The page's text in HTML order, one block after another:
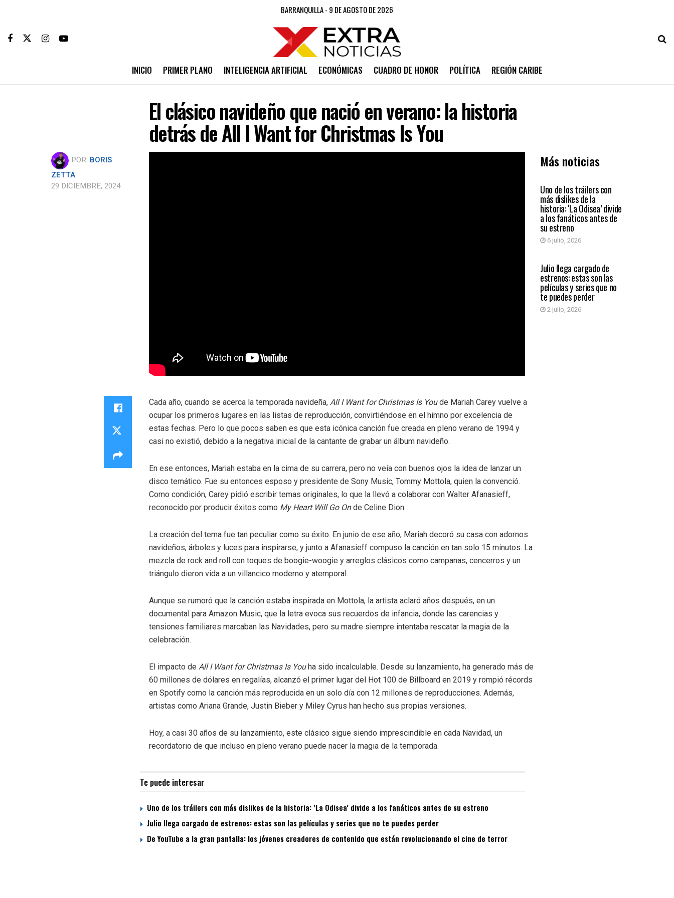
BARRANQUILLA - 9 DE AGOSTO DE 2026
INICIO PRIMER PLANO INTELIGENCIA ARTIFICIAL ECONÓMICAS CUADRO DE HONOR POLÍTICA REGIÓN CARIBE
El clásico navideño que nació en verano: la historia
detrás de All I Want for Christmas Is You
POR: BORIS
ZETTA
29 DICIEMBRE, 2024
Más noticias
ENTRETENIMIENTO
Uno de los tráilers con
más dislikes de la
historia: ‘La Odisea’ divide
a los fanáticos antes de
su estreno
6 julio, 2026
ENTRETENIMIENTO
Julio llega cargado de
estrenos: estas son las
películas y series que no
te puedes perder
2 julio, 2026
Cada año, cuando se acerca la temporada navideña, All I Want for Christmas Is Youde Mariah Carey vuelve a
ocupar los primeros lugares en las listas de reproducción, convirtiéndose en el himno por excelencia de
estas fechas. Pero lo que pocos saben es que esta icónica canción fue creada en pleno verano de 1994 y
casi no existió, debido a la negativa inicial de la cantante de grabar un álbum navideño.
En ese entonces, Mariah estaba en la cima de su carrera, pero no veía con buenos ojos la idea de lanzar un
disco temático. Fue su entonces esposo y presidente de Sony Music, Tommy Mottola, quien la convenció.
Como condición, Carey pidió escribir temas originales, lo que la llevó a colaborar con Walter Afanasieff,
reconocido por producir éxitos como My Heart Will Go Onde Celine Dion.
La creación del tema fue tan peculiar como su éxito. En junio de ese año, Mariah decoró su casa con adornos
navideños, árboles y luces para inspirarse, y junto a Afanasieff compuso la canción en tan solo 15 minutos. La
mezcla de rock and roll con toques de boogie-woogie y arreglos clásicos como campanas, cencerros y un
triángulo dieron vida a un villancico moderno y atemporal.
Aunque se rumoró que la canción estaba inspirada en Mottola, la artista aclaró años después, en un
documental para Amazon Music, que la letra evoca sus recuerdos de infancia, donde las carencias y
tensiones familiares marcaban las Navidades, pero su madre siempre intentaba rescatar la magia de la
celebración.
El impacto de All I Want for Christmas Is Youha sido incalculable. Desde su lanzamiento, ha generado más de
60 millones de dólares en regalías, alcanzó el primer lugar del Hot 100 de Billboard en 2019 y rompió récords
en Spotify como la canción más reproducida en un solo día con 12 millones de reproducciones. Además,
artistas como Ariana Grande, Justin Bieber y Miley Cyrus han hecho sus propias versiones.
Hoy, a casi 30 años de su lanzamiento, este clásico sigue siendo imprescindible en cada Navidad, un
recordatorio de que incluso en pleno verano puede nacer la magia de la temporada.
Te puede interesar
Uno de los tráilers con más dislikes de la historia: ‘La Odisea’ divide a los fanáticos antes de su estreno
Julio llega cargado de estrenos: estas son las películas y series que no te puedes perder
De YouTube a la gran pantalla: los jóvenes creadores de contenido que están revolucionando el cine de terror